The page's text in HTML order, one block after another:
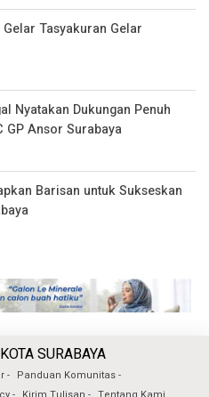
Tasyakuran Gelar
Nyatakan Dukungan Penuh
GP Ansor Surabaya
Barisan untuk Sukseskan
Panduan Komunitas